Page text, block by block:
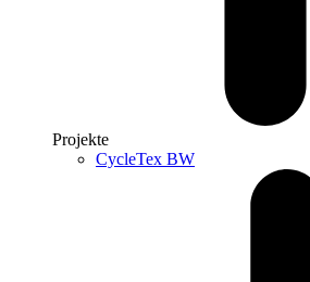
Projekte
CycleTex BW